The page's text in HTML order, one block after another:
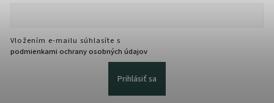
Vložením e-mailu súhlasíte s
podmienkami ochrany osobných údajov
Prihlásiť sa